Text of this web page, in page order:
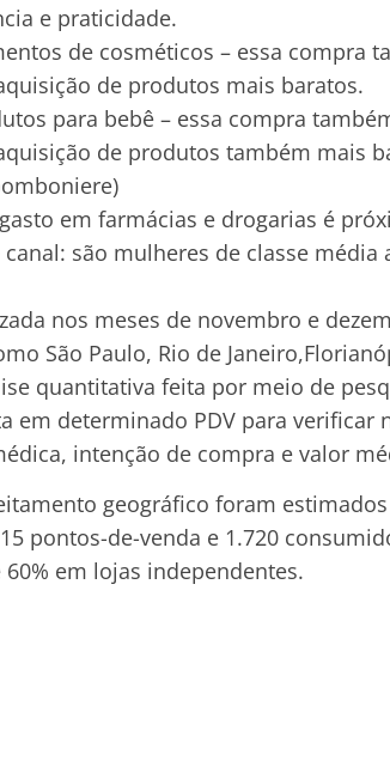
e praticidade.
de cosméticos – essa compra
de produtos mais baratos.
para bebê – essa compra
de produtos também mais
em farmácias e drogarias é
são mulheres de classe média
nos meses de novembro e
São Paulo, Rio de
quantitativa feita por meio de
em determinado PDV para
intenção de compra e valor
geográfico foram
pontos-de-venda e 1.720
em lojas independentes.